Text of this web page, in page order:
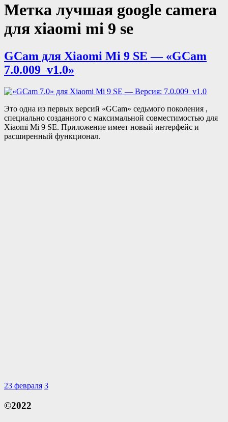
Метка лучшая google camera
для xiaomi mi 9 se
GCam для Xiaomi Mi 9 SE — «GCam
7.0.009_v1.0»
Это одна из первых версий «GCam» седьмого поколения ,
специально созданного с максимальной совместимостью для
Xiaomi Mi 9 SE. Приложение имеет новый интерфейс и
расширенный функционал.
23 февраля 3
©2022